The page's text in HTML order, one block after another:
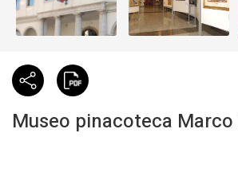
Museo pinacoteca Marco